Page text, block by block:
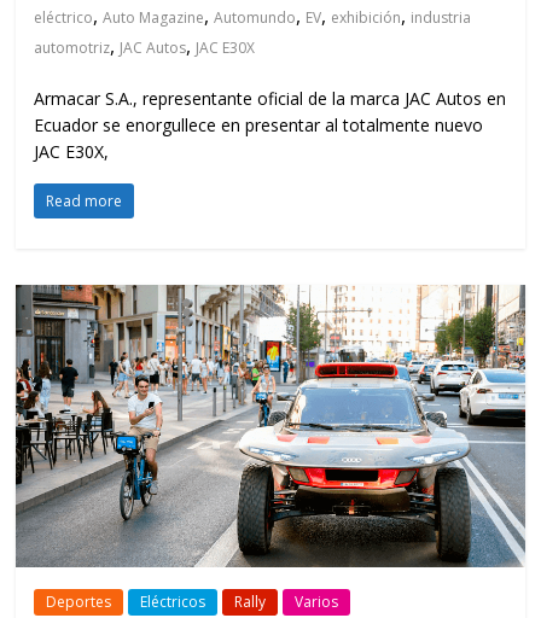
eléctrico,Auto Magazine,Automundo, EV, exhibición, industria
automotriz, JAC Autos, JAC E30X
Armacar S.A., representante oficial de la marca JAC Autos en
Ecuador se enorgullece en presentar al totalmente nuevo
JAC E30X,
Read more
Deportes Eléctricos Rally Varios